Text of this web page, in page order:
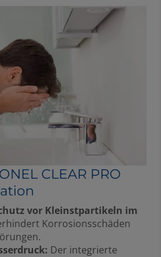
CLEAR PRO
vor Kleinstpartikeln im
Korrosionsschäden
Der integrierte